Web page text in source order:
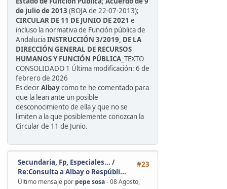
de julio de 2013 (BOJA de 22-07-2013);
CIRCULAR DE 11 DE JUNIO DE 2021 e
incluso la normativa de Función pública de
AndaluciaINSTRUCCIÓN 3/2019, DE LA
DIRECCIÓN GENERAL DE RECURSOS
HUMANOS Y FUNCIÓN PÚBLICA _TEXTO
CONSOLIDADO 1 Última modificación: 6 de
febrero de 2026
Es decirAlbaycomo te he comentado para
que la lean ante un posible
desconocimiento de ella y que no se
limiten a la que posiblemente conozcan la
Circular de 11 de Junio.
#23
Secundaria, Fp, Especiales... /
Re:Consulta a Albay o Respúbli...
Último mensaje por pepe sosa- 08 Agosto,